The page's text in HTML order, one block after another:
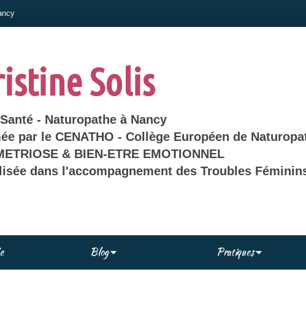
Solis
- Naturopathe à Nancy
par le CENATHO - Collège Européen de
& BIEN-ETRE EMOTIONNEL
dans l'accompagnement des Troubles
Blog Pratiques